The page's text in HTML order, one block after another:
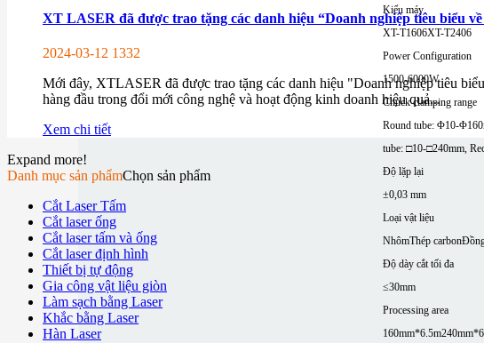
Kiểu máy
XT-T1606XT-T2406
Power Configuration
1500-6000W
Chuck clamping range
Round tube: Φ10-
tube: □10-□240mm,
Độ lặp lại
±0,03 mm
Loại vật liệu
NhômThép carbon
Độ dày cắt tối đa
≤30mm
Processing area
160mm*6.5m
XT LASER đã được trao tặng các danh hiệu “Doanh nghiệp tiêu biểu
2024-03-12 1332
Mới đây, XTLASER đã được trao tặng các danh hiệu "Doanh nghiệp tiêu
hàng đầu trong đổi mới công nghệ và hoạt động kinh doanh hiệu quả...
Xem chi tiết
Expand more!
Danh mục sản phẩmChọn sản phẩm
Cắt Laser Tấm
Cắt laser ống
Cắt laser tấm và ống
Cắt laser định hình
Thiết bị tự động
Gia công vật liệu giòn
Làm sạch bằng Laser
Khắc bằng Laser
Hàn Laser